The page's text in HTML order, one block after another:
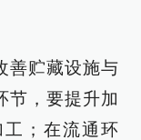
善贮藏设施与
节，要提升加
；在流通环